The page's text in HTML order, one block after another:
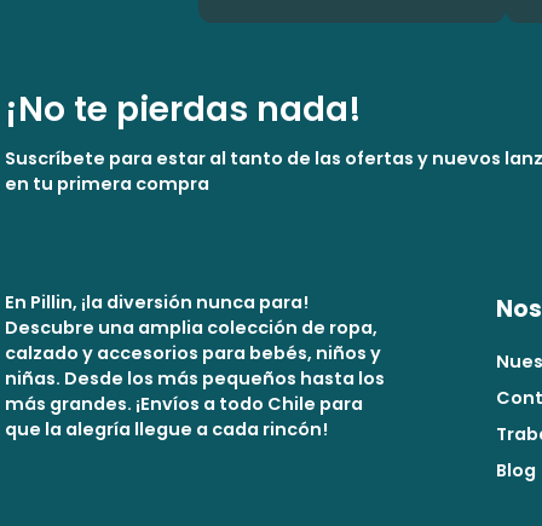
¡No te pierdas nada!
Suscríbete para estar al tanto de las ofertas y nuevos
en tu primera compra
En Pillin, ¡la diversión nunca para!
Descubre una amplia colección de ropa,
calzado y accesorios para bebés, niños y
niñas. Desde los más pequeños hasta los
más grandes. ¡Envíos a todo Chile para
que la alegría llegue a cada rincón!
Blog